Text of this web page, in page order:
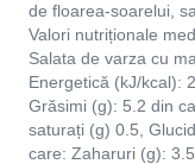
de floarea-soarelui,
Valori nutriționale
Salata de varza cu
Energetică (kJ/kcal):
Grăsimi (g): 5.2 din
saturați (g) 0.5,
care: Zaharuri (g):